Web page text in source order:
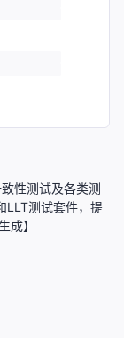
性测试及各类测
LLT测试套件，提
成】